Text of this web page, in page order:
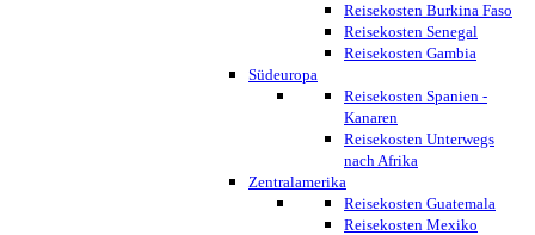
Reisekosten Burkina Faso
Reisekosten Senegal
Reisekosten Gambia
Südeuropa
Reisekosten Spanien -
Kanaren
Reisekosten Unterwegs
nach Afrika
Zentralamerika
Reisekosten Guatemala
Reisekosten Mexiko